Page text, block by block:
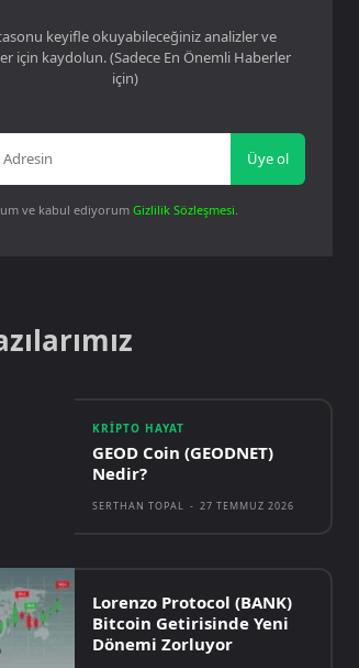
keyifle okuyabileceğiniz analizler ve
için kaydolun. (Sadece En Önemli Haberler
için)
Üye ol
ve kabul ediyorumGizlilik Sözleşmesi.
KRIPTO HAYAT
GEOD Coin (GEODNET)
Nedir?
SERTHAN TOPAL - 27 TEMMUZ 2026
Lorenzo Protocol (BANK)
Bitcoin Getirisinde Yeni
Dönemi Zorluyor